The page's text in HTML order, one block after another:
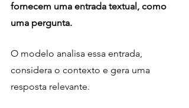
fornecem uma entrada textual, como
uma pergunta.
O modelo analisa essa entrada,
considera o contexto e gera uma
resposta relevante.